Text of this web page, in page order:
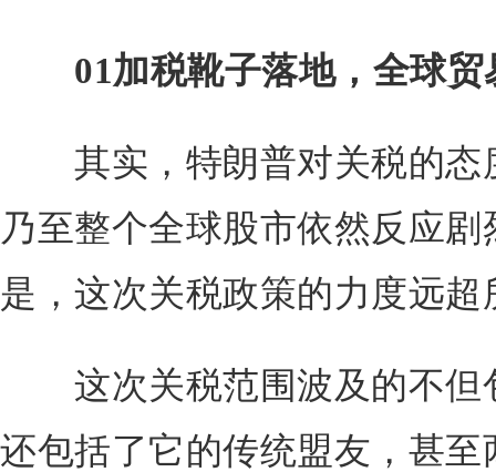
01加税靴子落地，全球
其实，特朗普对关税的态
乃至整个全球股市依然反应
是，这次关税政策的力度远超
这次关税范围波及的不但
还包括了它的传统盟友，甚